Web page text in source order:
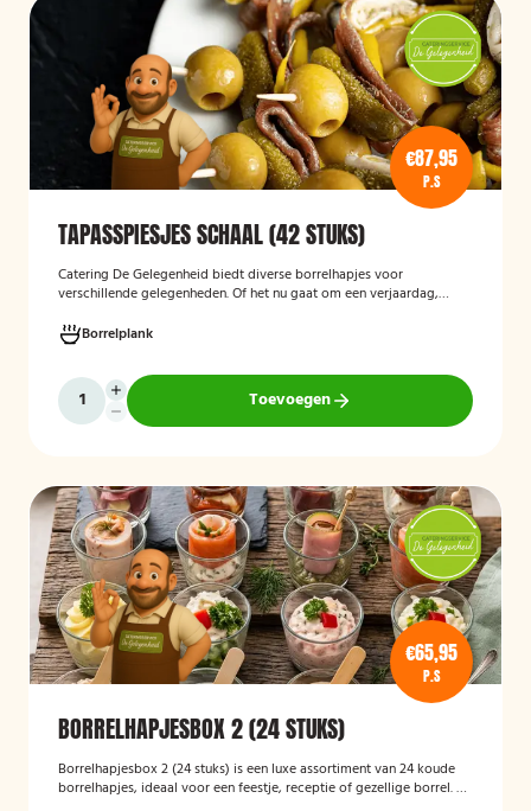
€87,95
P.S
TAPASSPIESJES SCHAAL (42 STUKS)
Catering De Gelegenheid biedt diverse borrelhapjes voor
verschillende gelegenheden. Of het nu gaat om een verjaardag,
Hieronder ziet u een selectie uit ons aanbod. De tapasspiesjesschaal
is geschikt voor maximaal 6 personen.
Borrelplank
Toevoegen
€65,95
P.S
BORRELHAPJESBOX 2 (24 STUKS)
Borrelhapjesbox 2 (24 stuks) is een luxe assortiment van 24 koude
borrelhapjes, ideaal voor een feestje, receptie of gezellige borrel. De